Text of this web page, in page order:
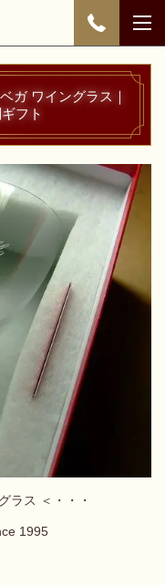
ガ ワイングラス｜
フト
ラス ＜・・・
1995